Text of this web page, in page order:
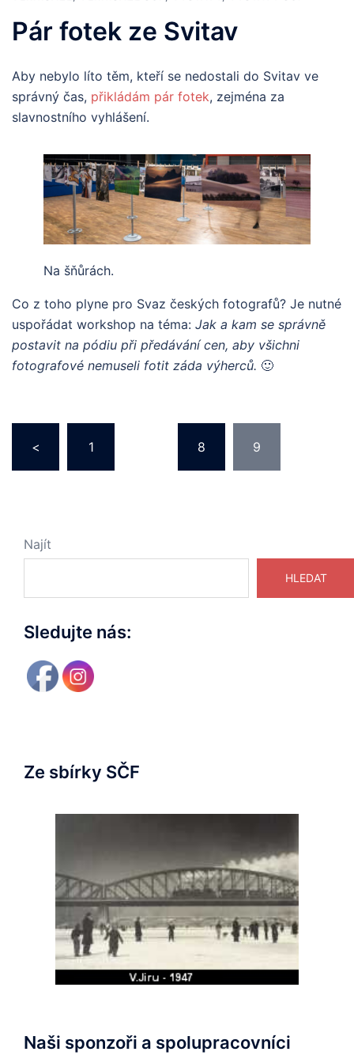
Pár fotek ze Svitav
Aby nebylo líto těm, kteří se nedostali do Svitav ve
správný čas, přikládám pár fotek, zejména za
slavnostního vyhlášení.
Na šňůrách.
Co z toho plyne pro Svaz českých fotografů? Je nutné
uspořádat workshop na téma: Jak a kam se správně
postavit na pódiu při předávání cen, aby všichni
fotografové nemuseli fotit záda výherců. 🙂
příspěvků
< 1 8 9
Najít
HLEDAT
Sledujte nás:
Ze sbírky SČF
Naši sponzoři a spolupracovníci